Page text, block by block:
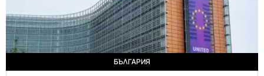
БЪЛГАРИЯ